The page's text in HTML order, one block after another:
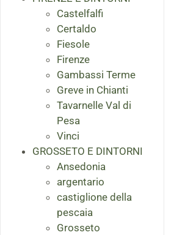
Castelfalfi
Certaldo
Fiesole
Firenze
Gambassi Terme
Greve in Chianti
Tavarnelle Val di
Pesa
Vinci
GROSSETO E DINTORNI
Ansedonia
argentario
castiglione della
pescaia
Grosseto